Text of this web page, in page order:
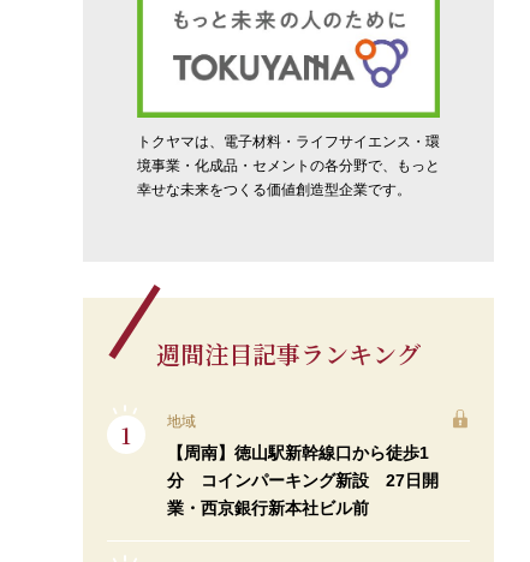
トクヤマは、電子材料・ライフサイエンス・環
境事業・化成品・セメントの各分野で、もっと
幸せな未来をつくる価値創造型企業です。
週間注目記事ランキング
地域
【周南】徳山駅新幹線口から徒歩1
分 コインパーキング新設 27日開
業・西京銀行新本社ビル前